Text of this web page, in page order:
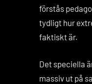
förstås
tydligt hur
faktiskt är.
Det speciella
massiv ut på